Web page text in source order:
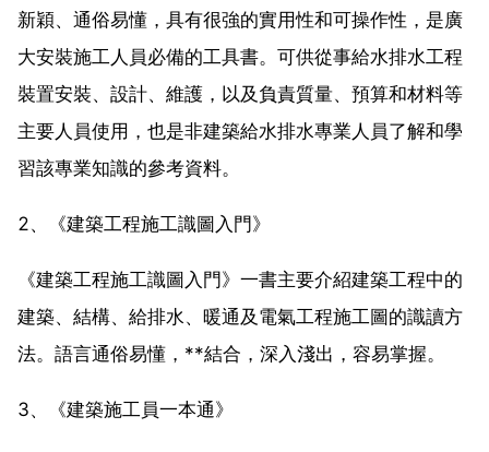
新穎、通俗易懂，具有很強的實用性和可操作性，是廣
大安裝施工人員必備的工具書。可供從事給水排水工程
裝置安裝、設計、維護，以及負責質量、預算和材料等
主要人員使用，也是非建築給水排水專業人員了解和學
習該專業知識的參考資料。
2、《建築工程施工識圖入門》
《建築工程施工識圖入門》一書主要介紹建築工程中的
建築、結構、給排水、暖通及電氣工程施工圖的識讀方
法。語言通俗易懂，**結合，深入淺出，容易掌握。
3、《建築施工員一本通》